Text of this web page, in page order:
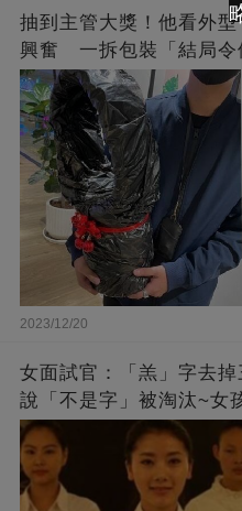
抽到主管大獎！他看外
興奮 一拆包裝「結局令
不到～
2023/12/20
女面試官：「羔」字去
說「不是字」被淘汰~女